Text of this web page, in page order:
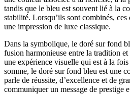
tandis que le bleu est souvent lié à la
stabilité. Lorsqu’ils sont combinés,
une impression de luxe classique.
Dans la symbolique, le doré sur fond
fusion harmonieuse entre la tradition
une expérience visuelle qui est à la
somme, le doré sur fond bleu est une
parle de réussite, d’excellence et de
communiquer un message de prestige